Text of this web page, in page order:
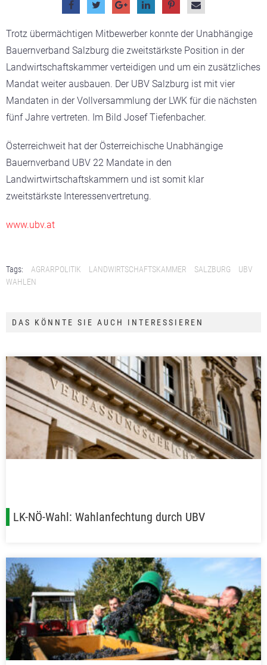
Trotz übermächtigen Mitbewerber konnte der Unabhängige
Bauernverband Salzburg die zweitstärkste Position in der
Landwirtschaftskammer verteidigen und um ein zusätzliches
Mandat weiter ausbauen. Der UBV Salzburg ist mit vier
Mandaten in der Vollversammlung der LWK für die nächsten
fünf Jahre vertreten. Im Bild Josef Tiefenbacher.
Österreichweit hat der Österreichische Unabhängige
Bauernverband UBV 22 Mandate in den
Landwirtwirtschaftskammern und ist somit klar
zweitstärkste Interessenvertretung.
www.ubv.at
Tags: AGRARPOLITIK LANDWIRTSCHAFTSKAMMER SALZBURG
UBV
WAHLEN
DAS KÖNNTE SIE AUCH INTERESSIEREN
LK-NÖ-Wahl: Wahlanfechtung durch UBV